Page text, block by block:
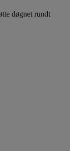
døgnet rundt